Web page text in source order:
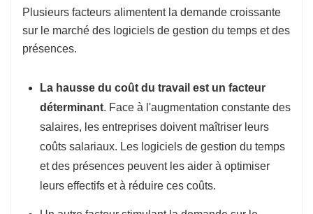
Plusieurs facteurs alimentent la demande croissante
sur le marché des logiciels de gestion du temps et des
présences.
La hausse du coût du travail est un facteur
déterminant. Face à l'augmentation constante des
salaires, les entreprises doivent maîtriser leurs
coûts salariaux. Les logiciels de gestion du temps
et des présences peuvent les aider à optimiser
leurs effectifs et à réduire ces coûts.